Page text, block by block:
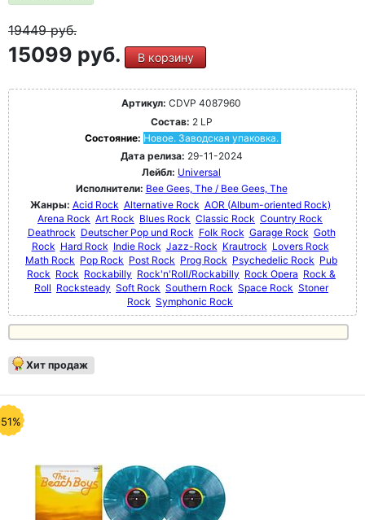
19449руб.
15099 руб. В корзину
Артикул: CDVP 4087960
Состав: 2 LP
Состояние: Новое. Заводская упаковка.
Дата релиза: 29-11-2024
Лейбл: Universal
Исполнители: Bee Gees, The / Bee Gees, The
Жанры: Acid Rock Alternative Rock AOR (Album-oriented Rock)
Arena Rock Art Rock Blues Rock Classic Rock Country Rock
Deathrock Deutscher Pop und Rock Folk Rock Garage Rock Goth
Rock Hard Rock Indie Rock Jazz-Rock Krautrock Lovers Rock
Math Rock Pop Rock Post Rock Prog Rock Psychedelic Rock Pub
Rock Rock Rockabilly Rock'n'Roll/Rockabilly Rock Opera Rock &
Roll Rocksteady Soft Rock Southern Rock Space Rock Stoner
Rock Symphonic Rock
Хит продаж